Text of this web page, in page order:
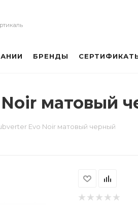
БРЕНДЫ
матовый
Evo Noir матовый черный